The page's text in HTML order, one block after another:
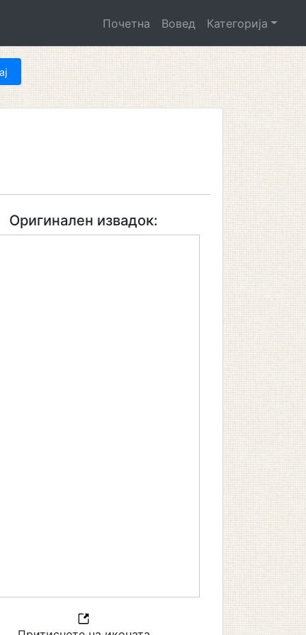
Почетна Вовед Категорија
Оригинален извадок: